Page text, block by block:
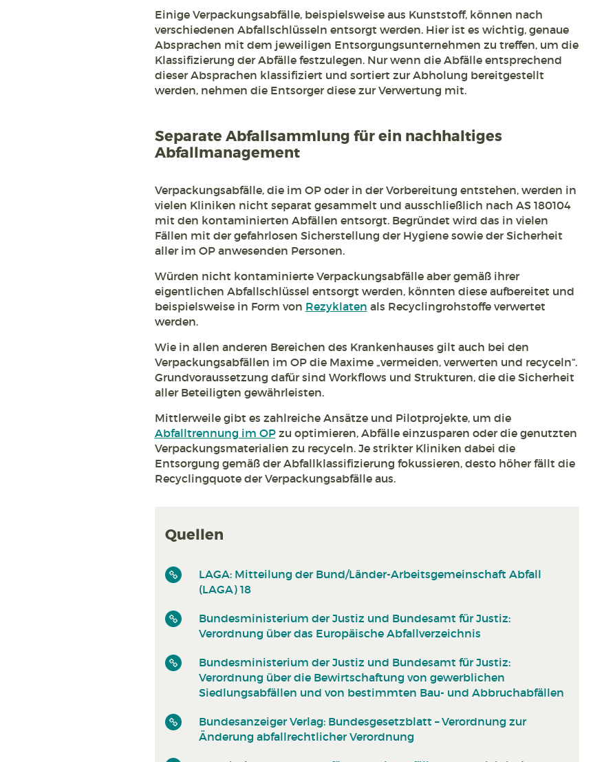
Einige Verpackungsabfälle, beispielsweise aus Kunststoff, können nach
verschiedenen Abfallschlüsseln entsorgt werden. Hier ist es wichtig, genaue
Absprachen mit dem jeweiligen Entsorgungsunternehmen zu treffen, um die
Klassifizierung der Abfälle festzulegen. Nur wenn die Abfälle entsprechend
dieser Absprachen klassifiziert und sortiert zur Abholung bereitgestellt
werden, nehmen die Entsorger diese zur Verwertung mit.
Separate Abfallsammlung für ein nachhaltiges
Abfallmanagement
Verpackungsabfälle, die im OP oder in der Vorbereitung entstehen, werden in
vielen Kliniken nicht separat gesammelt und ausschließlich nach AS 180104
mit den kontaminierten Abfällen entsorgt. Begründet wird das in vielen
Fällen mit der gefahrlosen Sicherstellung der Hygiene sowie der Sicherheit
aller im OP anwesenden Personen.
Würden nicht kontaminierte Verpackungsabfälle aber gemäß ihrer
eigentlichen Abfallschlüssel entsorgt werden, könnten diese aufbereitet und
beispielsweise in Form von Rezyklaten als Recyclingrohstoffe verwertet
werden.
Wie in allen anderen Bereichen des Krankenhauses gilt auch bei den
Verpackungsabfällen im OP die Maxime „vermeiden, verwerten und recyceln“.
Grundvoraussetzung dafür sind Workflows und Strukturen, die die Sicherheit
aller Beteiligten gewährleisten.
Mittlerweile gibt es zahlreiche Ansätze und Pilotprojekte, um die
Abfalltrennung im OPzu optimieren, Abfälle einzusparen oder die genutzten
Verpackungsmaterialien zu recyceln. Je strikter Kliniken dabei die
Entsorgung gemäß der Abfallklassifizierung fokussieren, desto höher fällt die
Recyclingquote der Verpackungsabfälle aus.
Quellen
LAGA: Mitteilung der Bund/Länder-Arbeitsgemeinschaft Abfall
(LAGA) 18
Bundesministerium der Justiz und Bundesamt für Justiz:
Verordnung über das Europäische Abfallverzeichnis
Bundesministerium der Justiz und Bundesamt für Justiz:
Verordnung über die Bewirtschaftung von gewerblichen
Siedlungsabfällen und von bestimmten Bau- und Abbruchabfällen
Bundesanzeiger Verlag: Bundesgesetzblatt – Verordnung zur
Änderung abfallrechtlicher Verordnung